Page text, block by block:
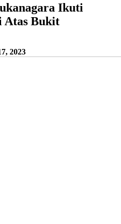
Ikuti
Atas Bukit
2023